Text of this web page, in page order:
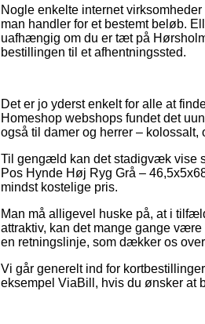
Nogle enkelte internet
man handler for et bestemt beløb.
uafhængig om du er tæt på
bestillingen til et afhentningssted.
Det er jo yderst enkelt for alle at
Homeshop webshops fundet det
også til damer og herrer –
Til gengæld kan det stadigvæk vise
Pos Hynde Høj Ryg Grå –
mindst kostelige pris.
Man må alligevel huske på, at i
attraktiv, kan det mange gange
en retningslinje, som dækker os
Vi går generelt ind for
eksempel ViaBill, hvis du ønsker at